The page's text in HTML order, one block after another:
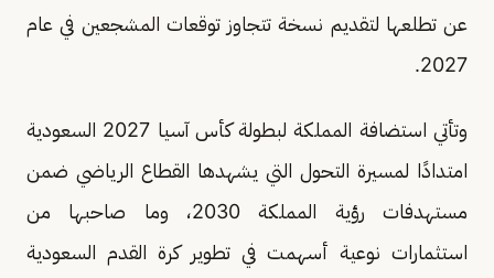
عن تطلعها لتقديم نسخة تتجاوز توقعات المشجعين في عام
2027.
وتأتي استضافة المملكة لبطولة كأس آسيا 2027 السعودية
امتدادًا لمسيرة التحول التي يشهدها القطاع الرياضي ضمن
مستهدفات رؤية المملكة 2030، وما صاحبها من
استثمارات نوعية أسهمت في تطوير كرة القدم السعودية